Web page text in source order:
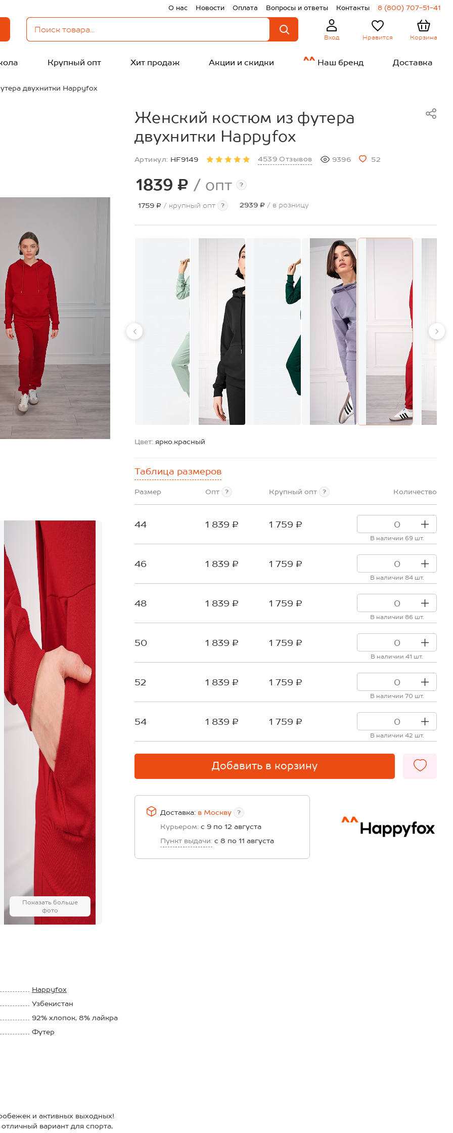
О нас Новости Оплата Вопросы и ответы Контакты 8 (800) 707-51-41
Вход Нравится Корзина
Крупный опт Хит продаж Акции и скидки Наш бренд Доставка
двухнитки Happyfox
Показать больше
фото
Женский костюм из футера
двухнитки Happyfox
Артикул: HF9149 4539 Отзывов 9396 52
1839 ₽ / опт ?
1759 ₽ / крупный опт ? 2939 ₽ / в розницу
Цвет: ярко.красный
Таблица размеров
Размер Опт ? Крупный опт ? Количество
44 1 839 ₽ 1 759 ₽
В наличии 69 шт.
46 1 839 ₽ 1 759 ₽
В наличии 84 шт.
48 1 839 ₽ 1 759 ₽
В наличии 86 шт.
50 1 839 ₽ 1 759 ₽
В наличии 41 шт.
52 1 839 ₽ 1 759 ₽
В наличии 70 шт.
54 1 839 ₽ 1 759 ₽
В наличии 42 шт.
Добавить в корзину
Доставка: в Москву ?
Курьером: с 9 по 12 августа
Пункт выдачи: с 8 по 11 августа
Happyfox
Узбекистан
92% хлопок, 8% лайкра
Футер
и активных выходных!
вариант для спорта,